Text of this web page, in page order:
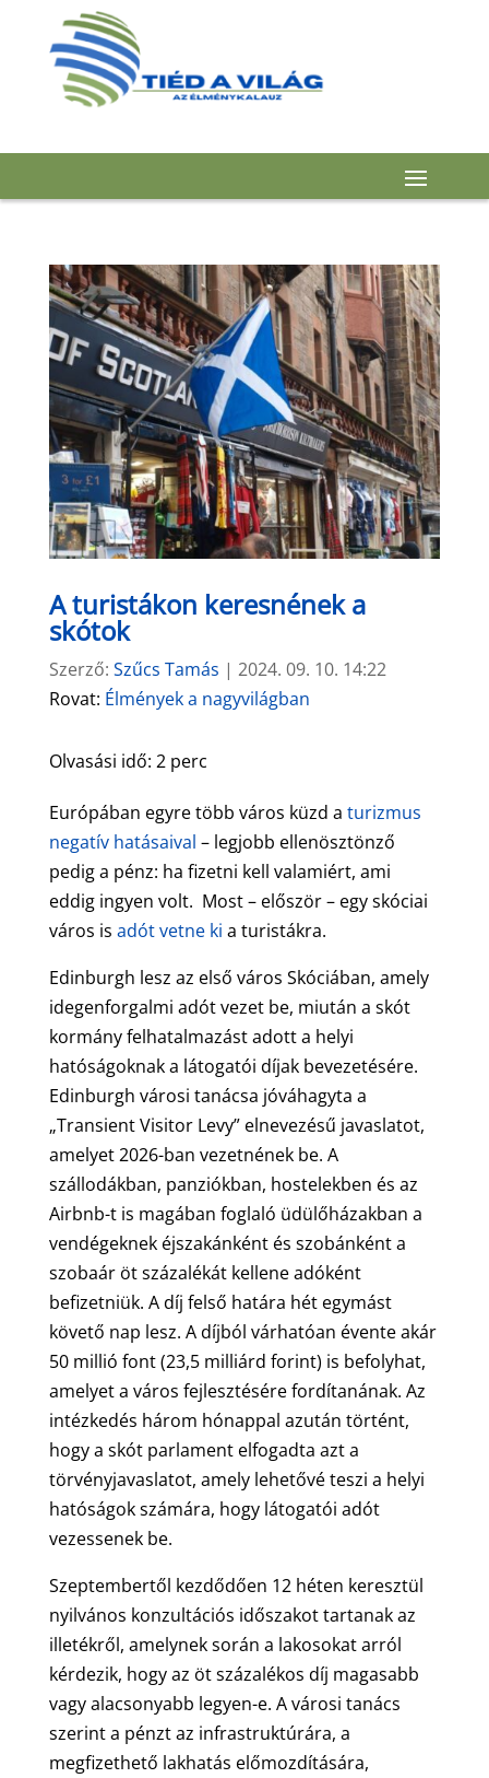
A turistákon keresnének a
skótok
Szerző: Szűcs Tamás | 2024. 09. 10. 14:22
Rovat: Élmények a nagyvilágban
Olvasási idő: 2 perc
Európában egyre több város küzd a turizmus
negatív hatásaival – legjobb ellenösztönző
pedig a pénz: ha fizetni kell valamiért, ami
eddig ingyen volt. Most – először – egy skóciai
város is adót vetne ki a turistákra.
Edinburgh lesz az első város Skóciában, amely
idegenforgalmi adót vezet be, miután a skót
kormány felhatalmazást adott a helyi
hatóságoknak a látogatói díjak bevezetésére.
Edinburgh városi tanácsa jóváhagyta a
„Transient Visitor Levy” elnevezésű javaslatot,
amelyet 2026-ban vezetnének be. A
szállodákban, panziókban, hostelekben és az
Airbnb-t is magában foglaló üdülőházakban a
vendégeknek éjszakánként és szobánként a
szobaár öt százalékát kellene adóként
befizetniük. A díj felső határa hét egymást
követő nap lesz. A díjból várhatóan évente akár
50 millió font (23,5 milliárd forint) is befolyhat,
amelyet a város fejlesztésére fordítanának. Az
intézkedés három hónappal azután történt,
hogy a skót parlament elfogadta azt a
törvényjavaslatot, amely lehetővé teszi a helyi
hatóságok számára, hogy látogatói adót
vezessenek be.
Szeptembertől kezdődően 12 héten keresztül
nyilvános konzultációs időszakot tartanak az
illetékről, amelynek során a lakosokat arról
kérdezik, hogy az öt százalékos díj magasabb
vagy alacsonyabb legyen-e. A városi tanács
szerint a pénzt az infrastruktúrára, a
megfizethető lakhatás előmozdítására,